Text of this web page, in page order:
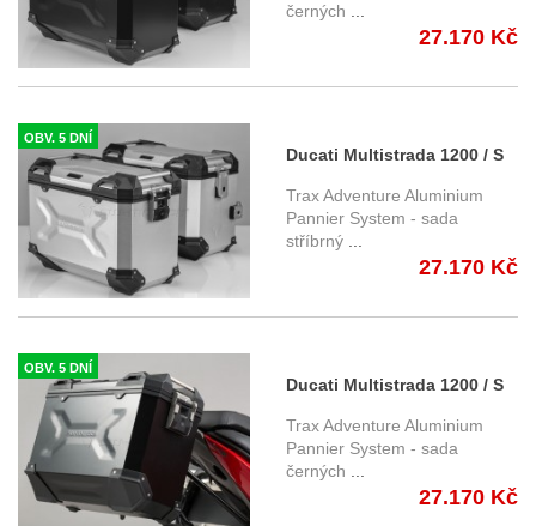
nosiči - černé
KFT.22.140.70100/B
černých
27.170 Kč
OBV. 5 DNÍ
Ducati Multistrada 1200 / S
(10-14) - sada bočních kufrů
TRAX Adventure 45/45 l. s
nosiči - stříbrné
KFT.22.140.70100/S
Trax Adventure Aluminium
Pannier System - sada
stříbrný
27.170 Kč
OBV. 5 DNÍ
Ducati Multistrada 1200 / S
(15-) - sada bočních kufrů
TRAX Adventure 37/37 l. s
nosiči - černé
KFT.22.584.70000/B
Trax Adventure Aluminium
Pannier System - sada
černých
27.170 Kč